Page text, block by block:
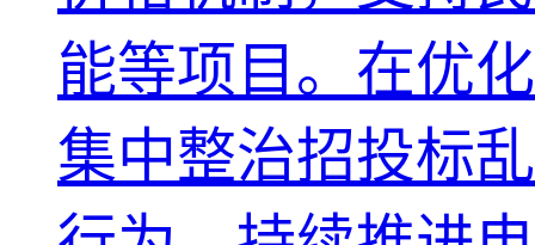
能等项目。在优
集中整治招投标